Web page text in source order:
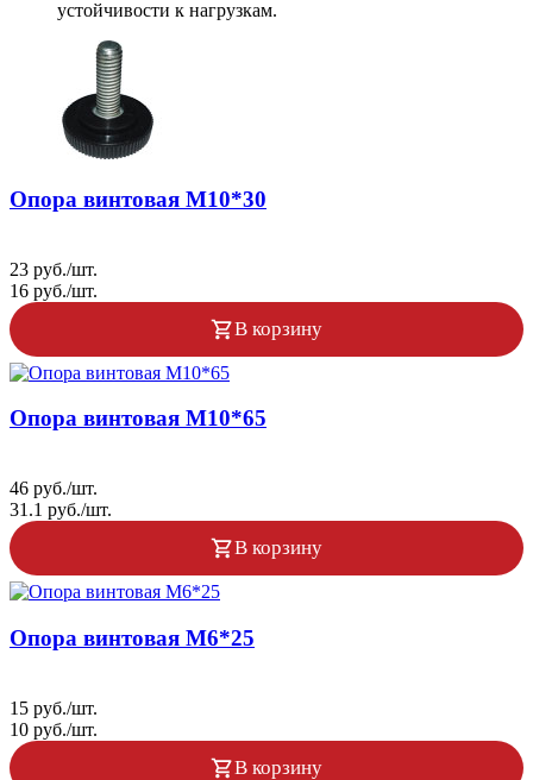
устойчивости к нагрузкам.
Опора винтовая М10*30
23 руб./шт.
16 руб./шт.
В корзину
Опора винтовая М10*65
46 руб./шт.
31.1 руб./шт.
В корзину
Опора винтовая М6*25
15 руб./шт.
10 руб./шт.
В корзину